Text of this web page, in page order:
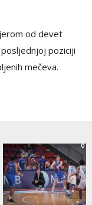
od devet
poziciji
mečeva.
0